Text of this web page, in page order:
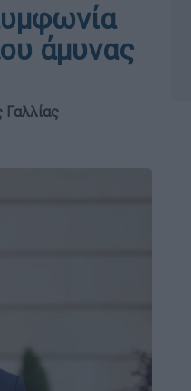
άμυνας
Γαλλίας